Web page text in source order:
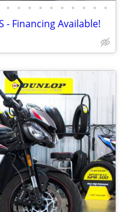
• • • • • • • • • •
- Financing Available!